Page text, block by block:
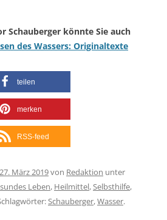
Schauberger könnte Sie auch
des Wassers: Originaltexte
teilen
merken
RSS-feed
27. März 2019von Redaktion unter
Leben, Heilmittel,Selbsthilfe,
Schauberger,Wasser.